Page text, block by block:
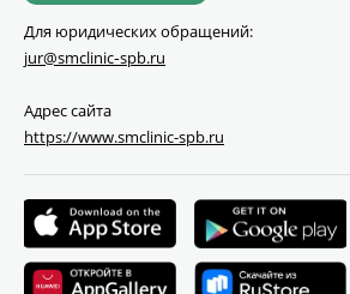
Для юридических обращений:
jur@smclinic‑spb.ru
Адрес сайта
https://www.smclinic-spb.ru